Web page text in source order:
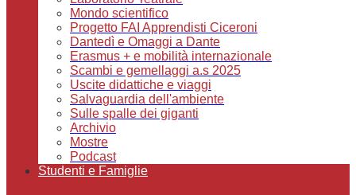
Mondo scientifico
Progetto FAI Apprendisti Ciceroni
Dantedì e Omaggi a Dante
Erasmus + e mobilità internazionale
Scambi e gemellaggi a.s 2025
Uscite didattiche e viaggi
Salvaguardia dell'ambiente
Sulle spalle dei giganti
Archivio
Mostre
Podcast
Studenti e Famiglie